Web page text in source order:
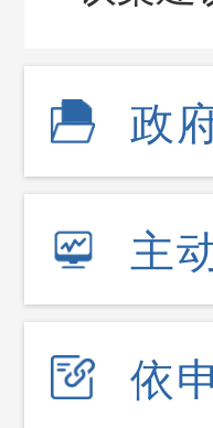
政
主
依